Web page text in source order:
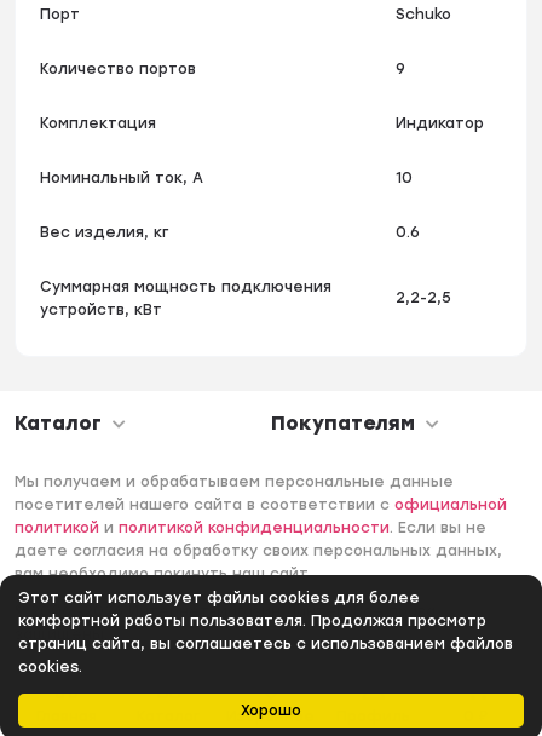
Хорошо
Этот сайт использует файлы cookies для более
комфортной работы пользователя. Продолжая просмотр
страниц сайта, вы соглашаетесь с использованием файлов
cookies.
Избранное
Порт Schuko
Количество портов 9
Комплектация Индикатор
Номинальный ток, А 10
Вес изделия, кг 0.6
Суммарная мощность подключения
устройств, кВт
2,2-2,5
Каталог Покупателям
Мы получаем и обрабатываем персональные данные
посетителей нашего сайта в соответствии софициальной
политикой иполитикой конфиденциальности. Если вы не
даете согласия на обработку своих персональных данных,
вам необходимо покинуть наш сайт.
© 2006 -2026 Интернет-магазин Лантек. Все права
защищены.